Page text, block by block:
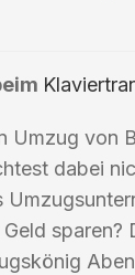
Umzug von
dabei
sparen?